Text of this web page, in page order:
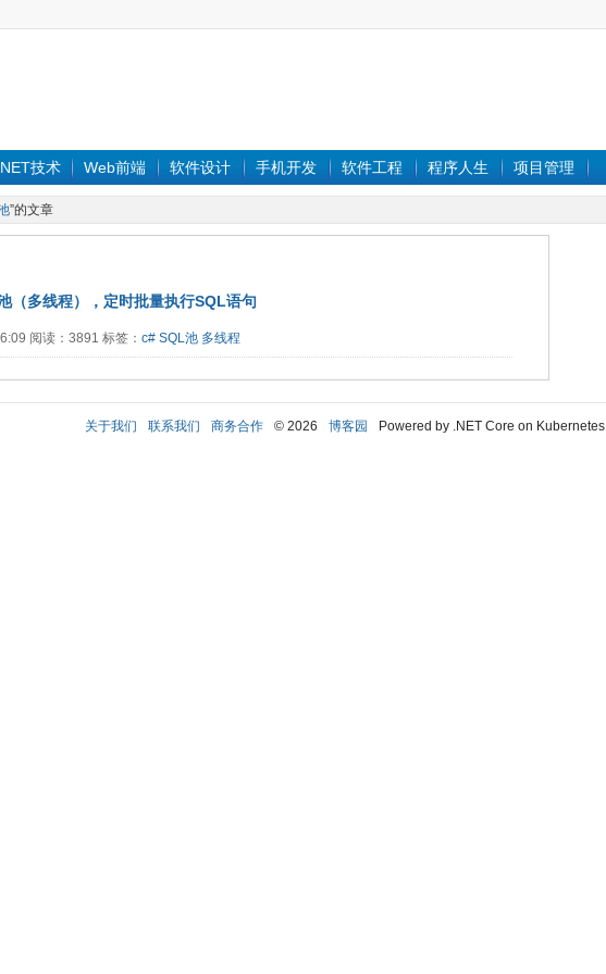
.NET技术 Web前端 软件设计 手机开发 软件工程 程序人生 项目管理
”的文章
（多线程），定时批量执行SQL语句
阅读：3891 标签： c# SQL池 多线程
关于我们 联系我们 商务合作 © 2026 博客园 Powered by .NET Core on Kubernetes